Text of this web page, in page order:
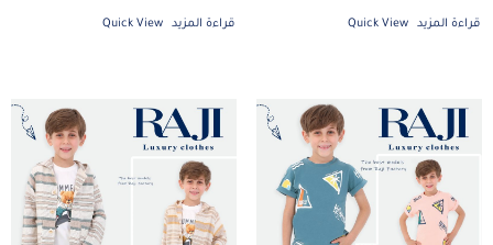
قراءة المزيد Quick View قراءة المزيد Quick View